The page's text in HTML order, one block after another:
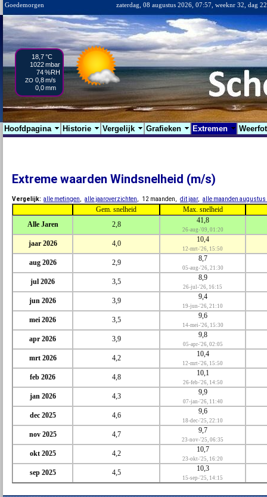
Goedemorgen zaterdag, 08 augustus 2026, 07:57, weeknr 32, dag
18,7°C
1022mbar
74%RH
ZO 0,8m/s
0,0mm
Hoofdpagina Historie Vergelijk Grafieken Extremen
Extreme waarden Windsnelheid (m/s)
Vergelijk: alle metingen alle jaaroverzichten , 12 maanden, dit jaar, alle maanden augustus
Gem. snelheid
Max. snelheid
Alle Jaren
2,8 41,8
26-aug-'09, 01:20
jaar 2026 4,0 10,4
12-mrt-'26, 15:50
aug 2026 2,9 8,7
05-aug-'26, 21:30
jul 2026 3,5 8,9
26-jul-'26, 16:15
jun 2026 3,9 9,4
19-jun-'26, 21:10
mei 2026 3,5 9,6
14-mei-'26, 15:30
apr 2026 3,9 9,8
05-apr-'26, 02:05
mrt 2026 4,2 10,4
12-mrt-'26, 15:50
feb 2026 4,8 10,1
26-feb-'26, 14:50
jan 2026 4,3 9,9
07-jan-'26, 11:40
dec 2025 4,6 9,6
18-dec-'25, 22:10
nov 2025 4,7 9,7
23-nov-'25, 06:35
okt 2025 4,2 10,7
23-okt-'25, 16:20
sep 2025 4,5 10,3
15-sep-'25, 14:15